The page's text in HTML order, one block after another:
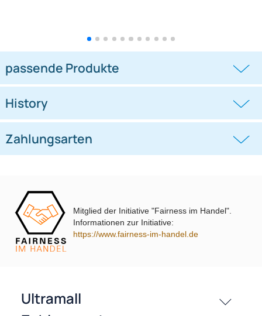
Doppel DIN Radioblende
DXA
Warnblinkschalter
((0))
UVP 69,99 € * 62,99 €
Doppel DIN Radioblende
((0))
passende Produkte
Mitglied der Initiative "Fairness im Handel".
Informationen zur Initiative:
https://www.fairness-im-handel.de